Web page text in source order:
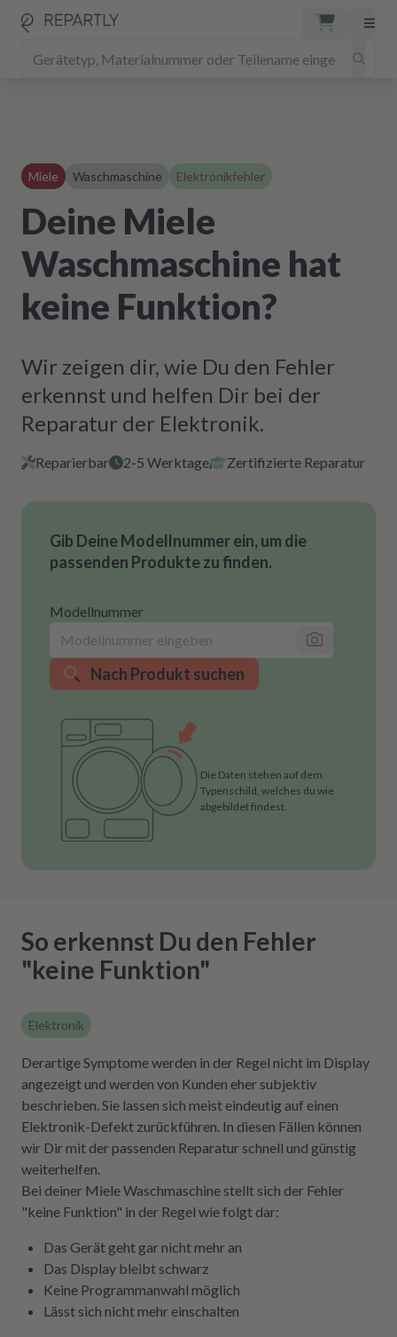
Miele Waschmaschine Elektronikfehler
Deine Miele
Waschmaschine hat
keine Funktion?
Wir zeigen dir, wie Du den Fehler
erkennst und helfen Dir bei der
Reparatur der Elektronik.
Reparierbar 2-5 Werktage Zertifizierte Reparatur
Gib Deine Modellnummer ein, um die
passenden Produkte zu finden.
Modellnummer
Nach Produkt suchen
Die Daten stehen auf dem
Typenschild, welches du wie
abgebildet findest.
So erkennst Du den Fehler
"keine Funktion"
Elektronik
Derartige Symptome werden in der Regel nicht im Display
angezeigt und werden von Kunden eher subjektiv
beschrieben. Sie lassen sich meist eindeutig auf einen
Elektronik-Defekt zurückführen. In diesen Fällen können
wir Dir mit der passenden Reparatur schnell und günstig
weiterhelfen.
Bei deiner Miele Waschmaschine stellt sich der Fehler
"keine Funktion" in der Regel wie folgt dar:
Das Gerät geht gar nicht mehr an
Das Display bleibt schwarz
Keine Programmanwahl möglich
Lässt sich nicht mehr einschalten